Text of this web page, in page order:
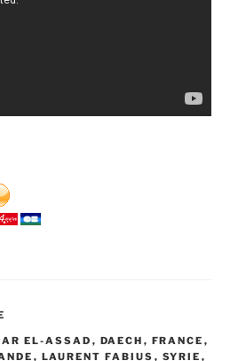
EL-ASSAD , DAECH , FRANCE ,
, LAURENT FABIUS , SYRIE ,